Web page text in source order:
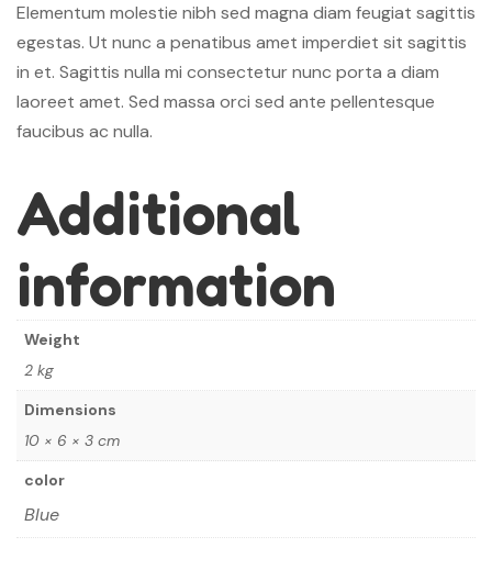
Elementum molestie nibh sed magna diam feugiat sagittis
egestas. Ut nunc a penatibus amet imperdiet sit sagittis
in et. Sagittis nulla mi consectetur nunc porta a diam
laoreet amet. Sed massa orci sed ante pellentesque
faucibus ac nulla.
Additional
information
Weight
2 kg
Dimensions
10 × 6 × 3 cm
color
Blue